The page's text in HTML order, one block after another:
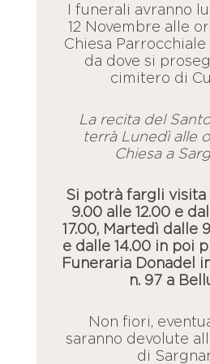
I funerali avranno
12 Novembre alle
Chiesa Parrocchiale
da dove si
cimitero di
La recita del
terrà Lunedì alle
Chiesa a
Si potrà fargli visita
9.00 alle 12.00 e
17.00, Martedì dalle
e dalle 14.00 in poi
Funeraria Donadel
n. 97 a
Non fiori,
saranno devolute
di